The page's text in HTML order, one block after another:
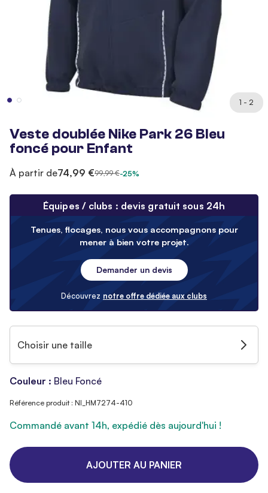
1 - 2
Veste doublée Nike Park 26 Bleu
foncé pour Enfant
À partir de74,99 €99,99 €-25%
Équipes / clubs : devis gratuit sous 24h
Tenues, flocages, nous vous accompagnons pour
mener à bien votre projet.
Demander un devis
Découvrez notre offre dédiée aux clubs
Choisir une taille
Couleur : Bleu Foncé
Référence produit : NI_HM7274-410
Commandé avant 14h, expédié dès aujourd'hui !
AJOUTER AU PANIER